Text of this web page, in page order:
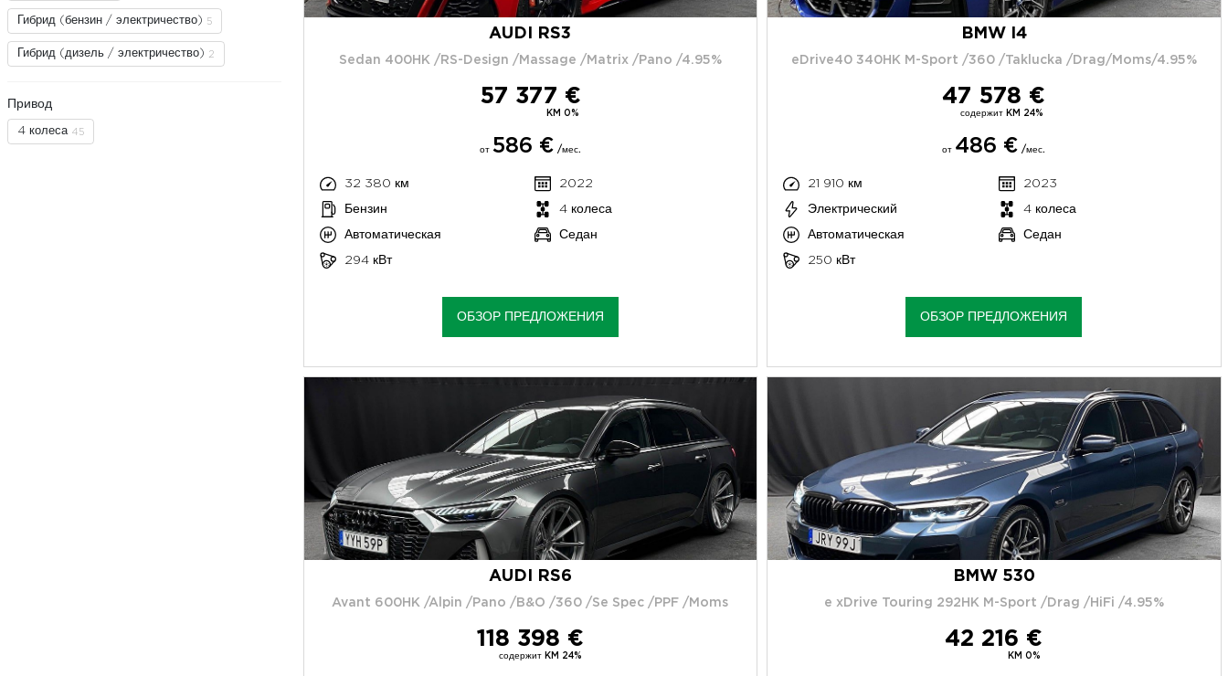
Гибрид (бензин / электричество) 5
Гибрид (дизель / электричество) 2
Привод
4 колеса 45
AUDI RS3
Sedan 400HK /RS-Design /Massage /Matrix /Pano /4.95%
57 377 €
KM 0%
от 586 € /мес.
32 380 км
2022
Бензин
4 колеса
Автоматическая
Седан
294 кВт
ОБЗОР ПРЕДЛОЖЕНИЯ
BMW I4
eDrive40 340HK M-Sport /360 /Taklucka /Drag/Moms/4.95%
47 578 €
содержит KM 24%
от 486 € /мес.
21 910 км
2023
Электрический
4 колеса
Автоматическая
Седан
250 кВт
ОБЗОР ПРЕДЛОЖЕНИЯ
AUDI RS6
Avant 600HK /Alpin /Pano /B&O /360 /Se Spec /PPF /Moms
118 398 €
содержит KM 24%
BMW 530
e xDrive Touring 292HK M-Sport /Drag /HiFi /4.95%
42 216 €
KM 0%